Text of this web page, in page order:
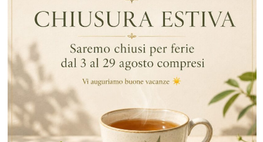
suscipit lobortis nisl ut aliquip ex ea commodo
Duis autem vel eum iriure dolor in hendrerit in
vulputate velit esse molestie consequat, vel illum
dolore eu feugiat nulla facilisis at vero eros et
accumsan et iusto odio dignissim qui blandit praesent
luptatum zzril delenit augue duis dolore te feugait nulla
facilisi. Nam liber tempor cum soluta nobis eleifend